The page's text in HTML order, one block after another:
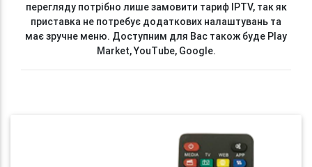
перегляду потрібно лише замовити тариф IPTV, так як
приставка не потребує додаткових налаштувань та
має зручне меню. Доступним для Вас також буде Play
Market, YouTube, Google.